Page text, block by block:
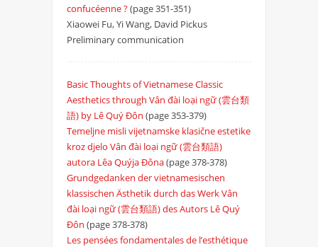
confucéenne ?(page 351-351)
Xiaowei Fu, Yi Wang, David Pickus
Preliminary communication
Basic Thoughts of Vietnamese Classic
Aesthetics through Vân đài loại ngữ (雲台類
語) by Lê Quý Đôn (page 353-379)
Temeljne misli vijetnamske klasične estetike
kroz djelo Vân đài loại ngữ (雲台類語)
autora Lêa Quýja Đôna(page 378-378)
Grundgedanken der vietnamesischen
klassischen Ästhetik durch das Werk Vân
đài loại ngữ (雲台類語) des Autors Lê Quý
Đôn (page 378-378)
Les pensées fondamentales de l’esthétique